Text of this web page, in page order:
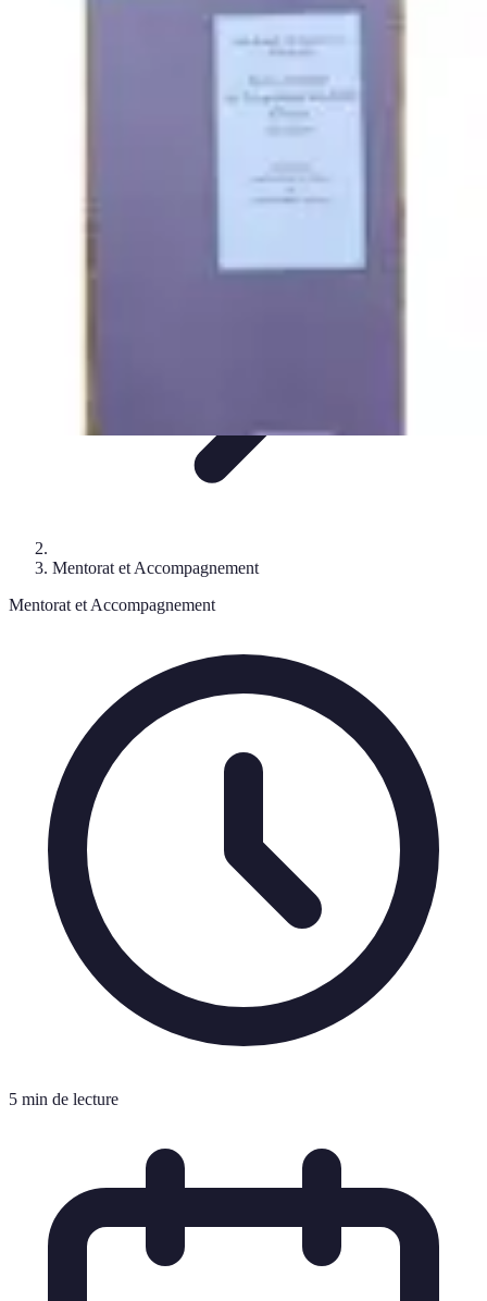
Outils et Ressources Accompagnement et
Mentorat et Accompagnement
Mentorat et Accompagnement
5 min de lecture